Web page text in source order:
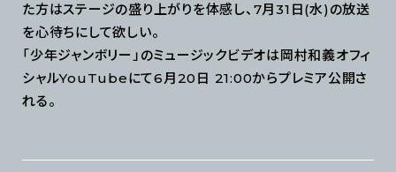
た方はステージの盛り上がりを体感し、7月31日(水)の放送
を心待ちにして欲しい。
「少年ジャンボリー」のミュージックビデオは岡村和義オフィ
シャルYouTubeにて6月20日 21:00からプレミア公開さ
れる。